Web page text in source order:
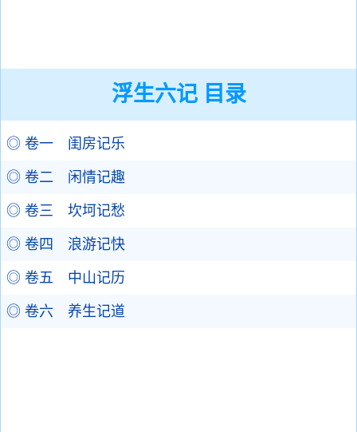
浮生六记 目录
◎ 卷一 闺房记乐
◎ 卷二 闲情记趣
◎ 卷三 坎坷记愁
◎ 卷四 浪游记快
◎ 卷五 中山记历
◎ 卷六 养生记道